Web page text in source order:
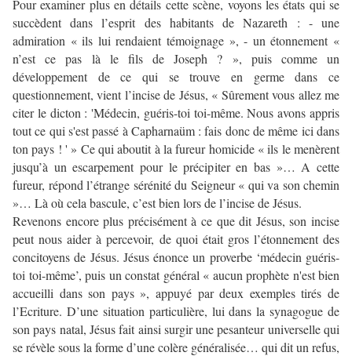
Pour examiner plus en détails cette scène, voyons les états qui se
succèdent dans l’esprit des habitants de Nazareth : - une
admiration « ils lui rendaient témoignage », - un étonnement «
n’est ce pas là le fils de Joseph ? », puis comme un
développement de ce qui se trouve en germe dans ce
questionnement, vient l’incise de Jésus, « Sûrement vous allez me
citer le dicton : 'Médecin, guéris-toi toi-même. Nous avons appris
tout ce qui s'est passé à Capharnaüm : fais donc de même ici dans
ton pays ! ' » Ce qui aboutit à la fureur homicide « ils le menèrent
jusqu’à un escarpement pour le précipiter en bas »… A cette
fureur, répond l’étrange sérénité du Seigneur « qui va son chemin
»… Là où cela bascule, c’est bien lors de l’incise de Jésus.
Revenons encore plus précisément à ce que dit Jésus, son incise
peut nous aider à percevoir, de quoi était gros l’étonnement des
concitoyens de Jésus. Jésus énonce un proverbe ‘médecin guéris-
toi toi-même’, puis un constat général « aucun prophète n'est bien
accueilli dans son pays », appuyé par deux exemples tirés de
l’Ecriture. D’une situation particulière, lui dans la synagogue de
son pays natal, Jésus fait ainsi surgir une pesanteur universelle qui
se révèle sous la forme d’une colère généralisée… qui dit un refus,